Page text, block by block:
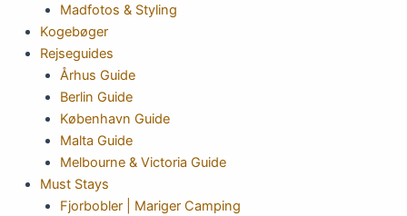
Madfotos & Styling
Kogebøger
Rejseguides
Århus Guide
Berlin Guide
København Guide
Malta Guide
Melbourne & Victoria Guide
Must Stays
Fjorbobler | Mariger Camping